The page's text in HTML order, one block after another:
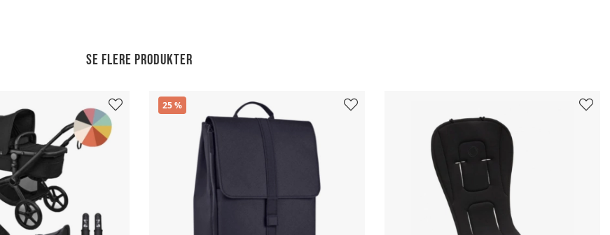
Se flere produkter
25